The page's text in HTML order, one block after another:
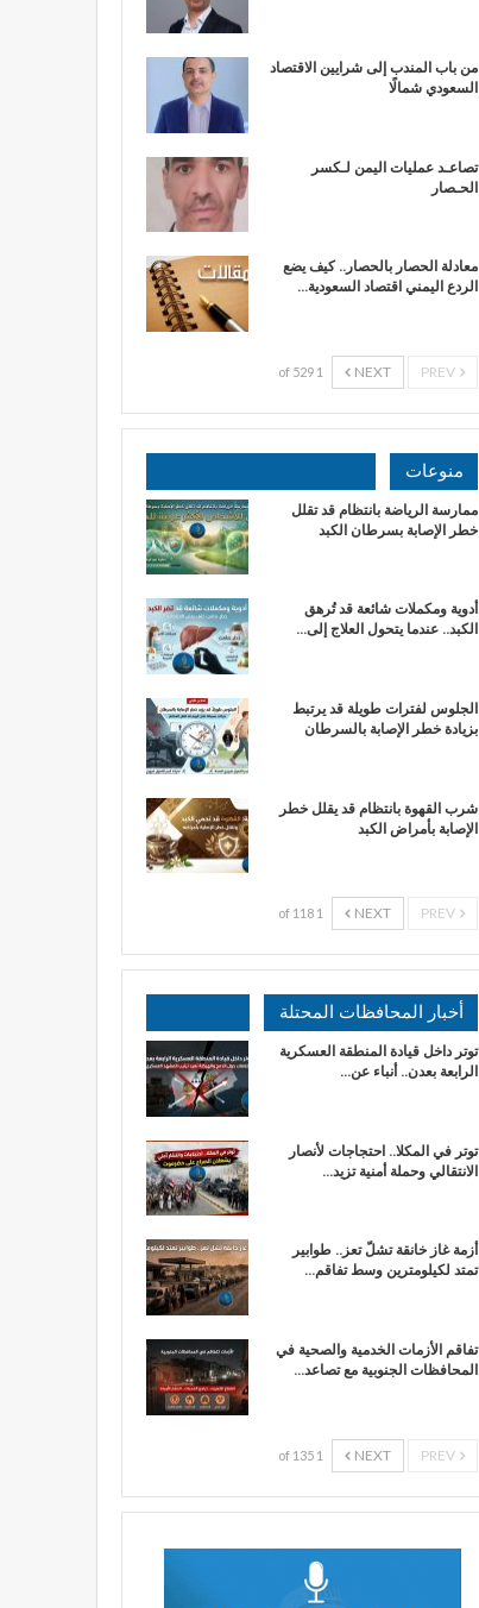
من باب المندب إلى شرايين الاقتصاد
السعودي شمالًا
تصاعـد عمليات اليمن لـكسر
الحـصار
معادلة الحصار بالحصار.. كيف يضع
الردع اليمني اقتصاد السعودية…
NEXT
1 of 529
منوعات
ممارسة الرياضة بانتظام قد تقلل
خطر الإصابة بسرطان الكبد
أدوية ومكملات شائعة قد تُرهق
الكبد.. عندما يتحول العلاج إلى…
الجلوس لفترات طويلة قد يرتبط
بزيادة خطر الإصابة بالسرطان
شرب القهوة بانتظام قد يقلل خطر
الإصابة بأمراض الكبد
NEXT
1 of 118
أخبار المحافظات المحتلة
توتر داخل قيادة المنطقة العسكرية
الرابعة بعدن.. أنباء عن…
توتر في المكلا.. احتجاجات لأنصار
الانتقالي وحملة أمنية تزيد…
أزمة غاز خانقة تشلّ تعز.. طوابير
تمتد لكيلومترين وسط تفاقم…
تفاقم الأزمات الخدمية والصحية في
المحافظات الجنوبية مع تصاعد…
NEXT
1 of 135